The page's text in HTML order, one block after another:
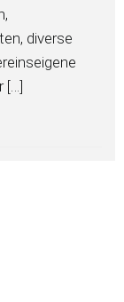
diverse
[…]